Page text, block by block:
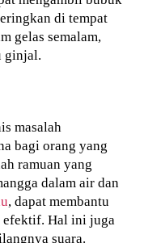
di tempat
gelas semalam,
ginjal.
masalah
bagi orang yang
ramuan yang
dalam air dan
, dapat membantu
efektif. Hal ini juga
suara.